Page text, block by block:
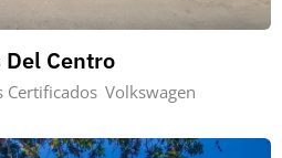
Centro
Certificados Volkswagen